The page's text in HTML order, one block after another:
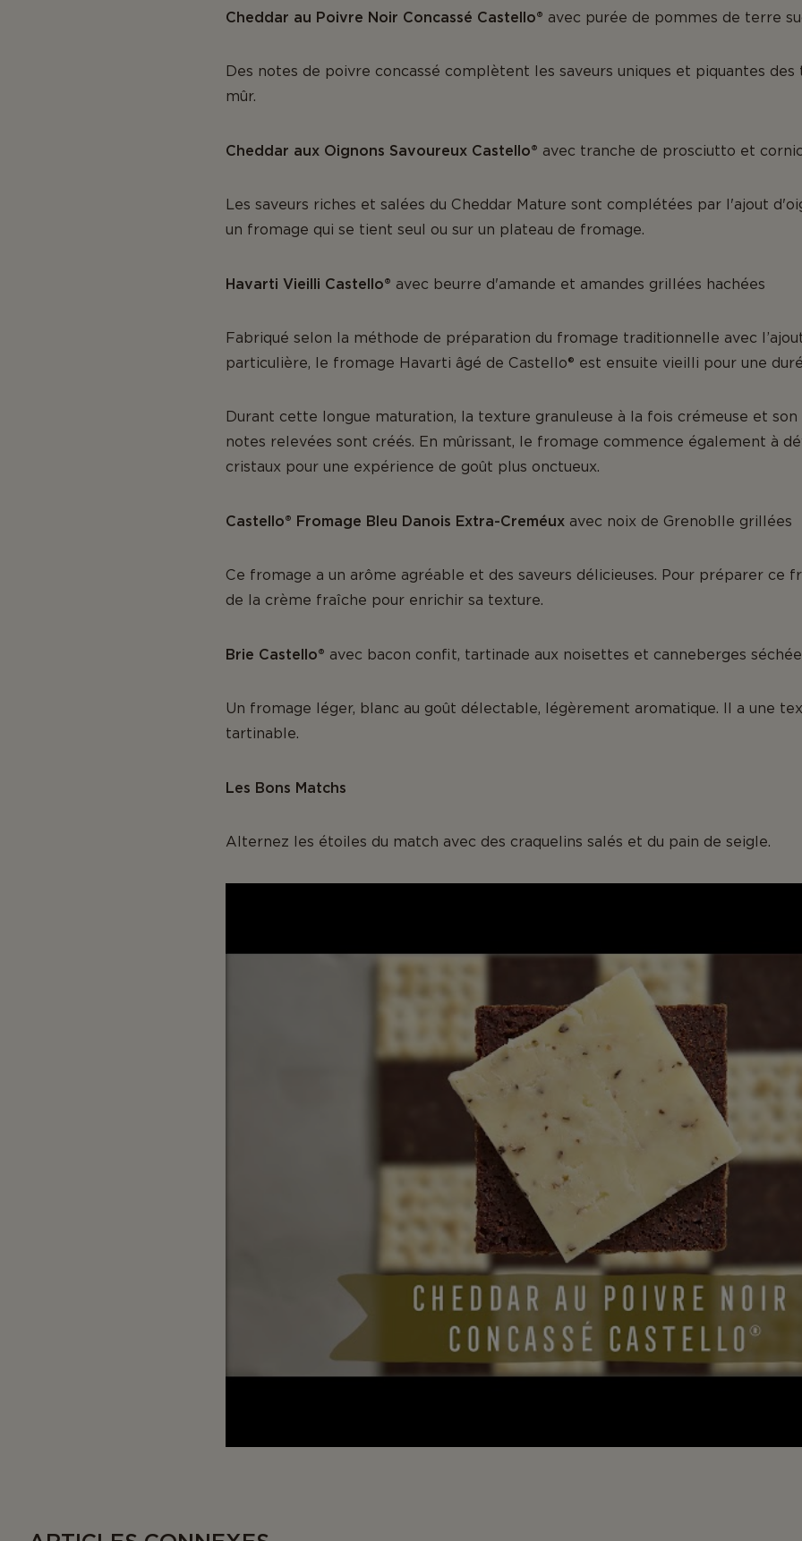
Cheddar au Poivre Noir Concassé Castello® avec purée de pommes de terre
Des notes de poivre concassé complètent les saveurs uniques et piquantes
mûr.
Cheddar aux Oignons Savoureux Castello® avec tranche de prosciutto et
Les saveurs riches et salées du Cheddar Mature sont complétées par l'ajout
un fromage qui se tient seul ou sur un plateau de fromage.
Havarti Vieilli Castello® avec beurre d'amande et amandes grillées hachées
Fabriqué selon la méthode de préparation du fromage traditionnelle avec
particulière, le fromage Havarti âgé de Castello® est ensuite vieilli pour une
Durant cette longue maturation, la texture granuleuse à la fois crémeuse et
notes relevées sont créés. En mûrissant, le fromage commence également à
cristaux pour une expérience de goût plus onctueux.
Castello® Fromage Bleu Danois Extra-Creméux avec noix de Grenoblle grillées
Ce fromage a un arôme agréable et des saveurs délicieuses. Pour préparer ce
de la crème fraîche pour enrichir sa texture.
Brie Castello® avec bacon confit, tartinade aux noisettes et canneberges
Un fromage léger, blanc au goût délectable, légèrement aromatique. Il a une
tartinable.
Les Bons Matchs
Alternez les étoiles du match avec des craquelins salés et du pain de seigle.